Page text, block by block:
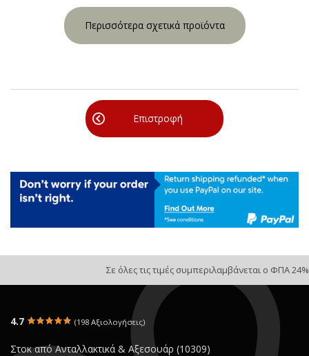
Περισσότερα σχετικά προϊόντα
Επιστροφή
Σε όλες τις τιμές συμπεριλαμβάνεται ο ΦΠΑ 24%
4.7 (198 Αξιολογήσεις)
Στοκ από Ανταλλακτικά & Αξεσουάρ (10309)